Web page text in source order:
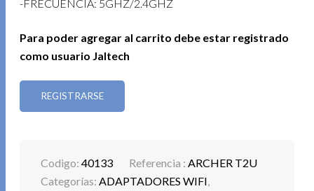
-FRECUENCIA: 5GHZ/2.4GHZ
Para poder agregar al carrito debe estar registrado
como usuario Jaltech
REGISTRARSE
Codigo:40133 Referencia :ARCHER T2U
Categorías:ADAPTADORES WIFI,